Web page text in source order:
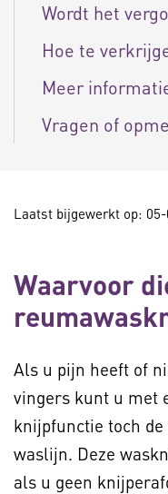
Wordt het
Hoe te
Meer
Vragen of
Laatst bijgewerkt op: 05-
Waarvoor
Als u pijn heeft of
vingers kunt u met
knijpfunctie toch de
waslijn. Deze
als u geen